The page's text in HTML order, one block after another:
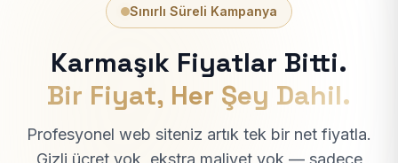
Sınırlı Süreli Kampanya
Karmaşık Fiyatlar Bitti.
Bir Fiyat, Her Şey Dahil.
Profesyonel web siteniz artık tek bir net fiyatla.
Gizli ücret yok, ekstra maliyet yok — sadece